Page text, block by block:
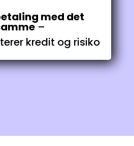
med det
–
kredit og risiko